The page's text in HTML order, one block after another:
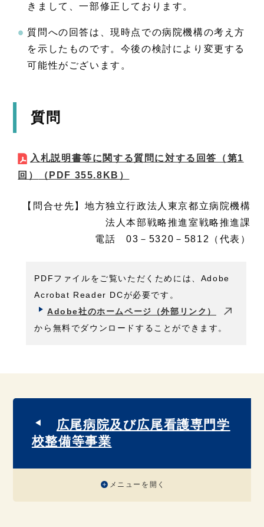
きまして、一部修正しております。
質問への回答は、現時点での病院機構の考え方
を示したものです。今後の検討により変更する
可能性がございます。
質問
入札説明書等に関する質問に対する回答（第1
回）
（PDF 355.8KB）
【問合せ先】地方独立行政法人東京都立病院機構
法人本部戦略推進室戦略推進課
電話 03－5320－5812（代表）
PDFファイルをご覧いただくためには、Adobe
Acrobat Reader DCが必要です。
Adobe社のホームページ（外部リンク）
から無料でダウンロードすることができます。
広尾病院及び広尾看護専門学
校整備等事業
メニューを開く